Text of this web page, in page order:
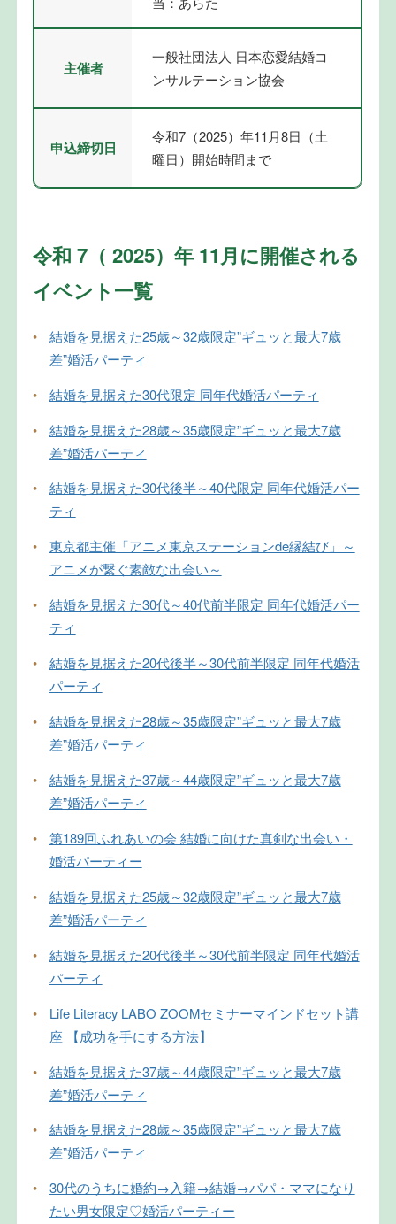
主催者
一般社団法人 日本恋愛結婚コ
ンサルテーション協会
申込締切日
令和7（2025）年11月8日（土
曜日）開始時間まで
令和 7（ 2025）年 11月に開催される
イベント一覧
•
結婚を見据えた25歳～32歳限定”ギュッと最大7歳
差”婚活パーティ
•
結婚を見据えた30代限定 同年代婚活パーティ
•
結婚を見据えた28歳～35歳限定”ギュッと最大7歳
差”婚活パーティ
•
結婚を見据えた30代後半～40代限定 同年代婚活パー
ティ
•
東京都主催「アニメ東京ステーションde縁結び」～
アニメが繋ぐ素敵な出会い～
•
結婚を見据えた30代～40代前半限定 同年代婚活パー
ティ
•
結婚を見据えた20代後半～30代前半限定 同年代婚活
パーティ
•
結婚を見据えた28歳～35歳限定”ギュッと最大7歳
差”婚活パーティ
•
結婚を見据えた37歳～44歳限定”ギュッと最大7歳
差”婚活パーティ
•
第189回ふれあいの会 結婚に向けた真剣な出会い・
婚活パーティー
•
結婚を見据えた25歳～32歳限定”ギュッと最大7歳
差”婚活パーティ
•
結婚を見据えた20代後半～30代前半限定 同年代婚活
パーティ
•
Life Literacy LABO ZOOMセミナーマインドセット講
座 【成功を手にする方法】
•
結婚を見据えた37歳～44歳限定”ギュッと最大7歳
差”婚活パーティ
•
結婚を見据えた28歳～35歳限定”ギュッと最大7歳
差”婚活パーティ
•
30代のうちに婚約→入籍→結婚→パパ・ママになり
たい男女限定♡婚活パーティー